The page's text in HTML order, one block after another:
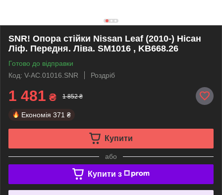
SNR! Опора стійки Nissan Leaf (2010-) Нісан
Ліф. Передня. Ліва. SM1016 , KB668.26
Готово до відправки
Код: V-AC.01016.SNR
Роздріб
1 481 ₴ 1 852 ₴
Економія 371 ₴
Купити
або
Купити з